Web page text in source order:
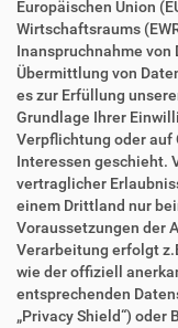
Europäischen Union
Wirtschaftsraums
Inanspruchnahme von
Übermittlung von
es zur Erfüllung
Grundlage Ihrer
Verpflichtung oder auf
Interessen geschieht.
vertraglicher
einem Drittland nur
Voraussetzungen der
Verarbeitung erfolgt
wie der offiziell
entsprechenden
„Privacy Shield“)